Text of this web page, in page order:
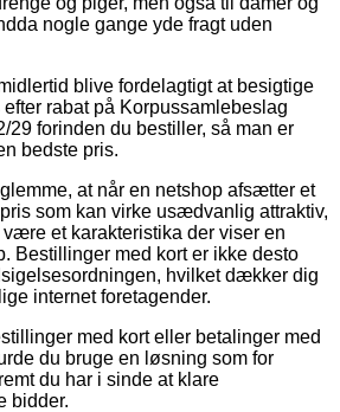
nogle gange yde fragt uden
blive fordelagtigt at besigtige
rabat på Korpussamlebeslag
29 forinden du bestiller, så man er
bedste pris.
at når en netshop afsætter et
som kan virke usædvanlig attraktiv,
et karakteristika der viser en
Bestillinger med kort er ikke desto
hvilket dækker dig
internet foretagender.
med kort eller betalinger med
du bruge en løsning som for
du har i sinde at klare
bidder.